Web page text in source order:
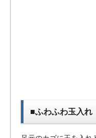
■ふわふわ玉入れ